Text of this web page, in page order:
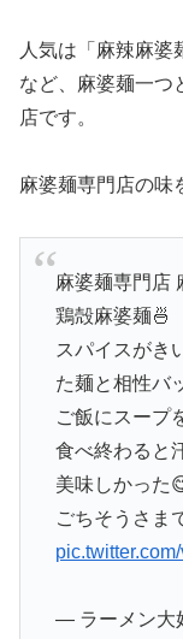
人気は「麻辣麻婆
など、麻婆麺一つ
店です。
麻婆麺専門店の味
麻婆麺専門店
鶏殻麻婆麺🍜
スパイスがき
た麺と相性バ
ご飯にスープ
食べ終わると
美味しかった
ごちそうさま
— ラーメン大